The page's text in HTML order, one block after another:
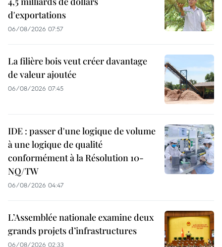
d'exportations
06/08/2026 07:57
La filière bois veut créer davantage
de valeur ajoutée
06/08/2026 07:45
IDE : passer d'une logique de volume
à une logique de qualité
conformément à la Résolution 10-
NQ/TW
06/08/2026 04:47
L’Assemblée nationale examine deux
grands projets d’infrastructures
06/08/2026 02:33